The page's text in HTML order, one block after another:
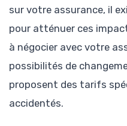
sur votre assurance, il
pour atténuer ces
à négocier avec votre
possibilités de
proposent des tarifs
accidentés.